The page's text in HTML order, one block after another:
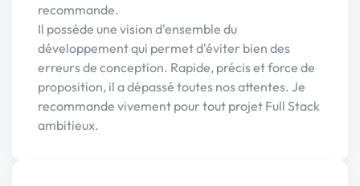
recommande.
Il possède une vision d'ensemble du
développement qui permet d'éviter bien des
erreurs de conception. Rapide, précis et force de
proposition, il a dépassé toutes nos attentes. Je
recommande vivement pour tout projet Full Stack
ambitieux.